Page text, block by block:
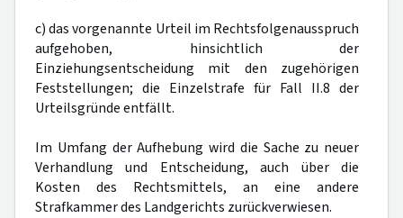
c) das vorgenannte Urteil im Rechtsfolgenausspruch
aufgehoben, hinsichtlich der
Einziehungsentscheidung mit den zugehörigen
Feststellungen; die Einzelstrafe für Fall II.8 der
Urteilsgründe entfällt.
Im Umfang der Aufhebung wird die Sache zu neuer
Verhandlung und Entscheidung, auch über die
Kosten des Rechtsmittels, an eine andere
Strafkammer des Landgerichts zurückverwiesen.